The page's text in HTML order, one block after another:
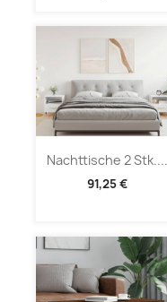
Nachttische 2 Stk....
91,25 €